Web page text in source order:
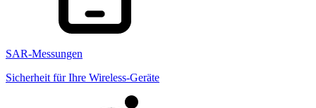
SAR-Messungen
Sicherheit für Ihre Wireless-Geräte